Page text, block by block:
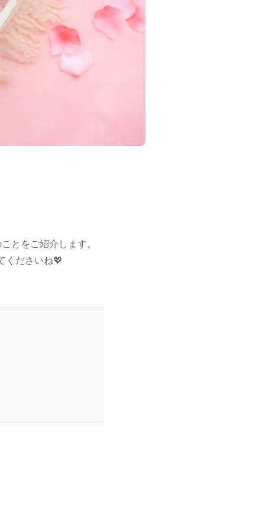
とをご紹介します。
くださいね💖